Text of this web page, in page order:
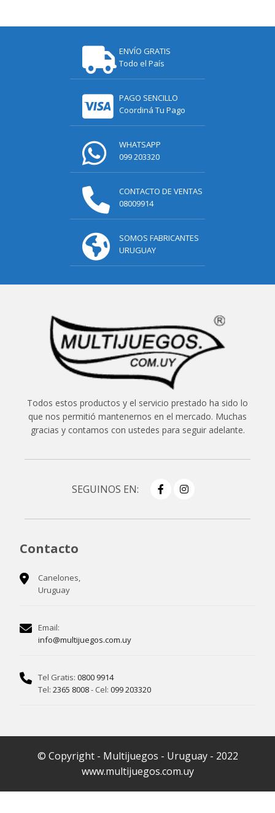
ENVÍO GRATIS
Todo el País
PAGO SENCILLO
Coordiná Tu Pago
WHATSAPP
099 203320
CONTACTO DE VENTAS
08009914
SOMOS FABRICANTES
URUGUAY
Todos estos productos y el servicio prestado ha sido lo
que nos permitió mantenernos en el mercado. Muchas
gracias y contamos con ustedes para seguir adelante.
SEGUINOS EN:
Contacto
Canelones,
Uruguay
Email:
info@multijuegos.com.uy
Tel Gratis: 0800 9914
Tel: 2365 8008- Cel: 099 203320
© Copyright - Multijuegos - Uruguay - 2022
www.multijuegos.com.uy